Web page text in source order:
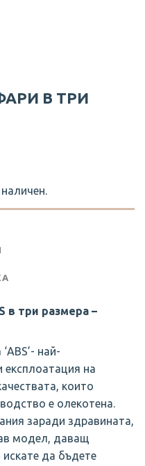
В ТРИ
в три размера –
най-
на
които
е олекотена.
заради здравината,
модел, даващ
да бъдете